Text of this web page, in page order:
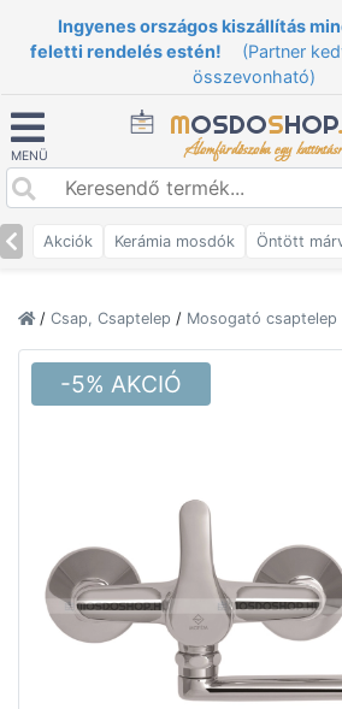
Ingyenes országos kiszállítás
feletti rendelés estén!
(Partner
összevonható)
MENÜ
MOSDOSHOP.
Álomfürdőszoba egy
Akciók Kerámia mosdók Öntött
/ Csap, Csaptelep / Mosogató csaptelep
-5% AKCIÓ